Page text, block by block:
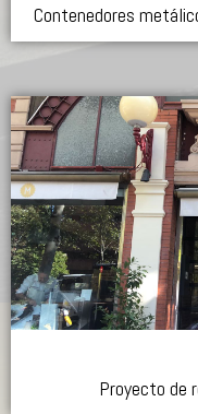
Contenedores
Proyecto de